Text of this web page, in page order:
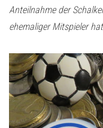
Anteilnahme der
ehemaliger Mitspieler